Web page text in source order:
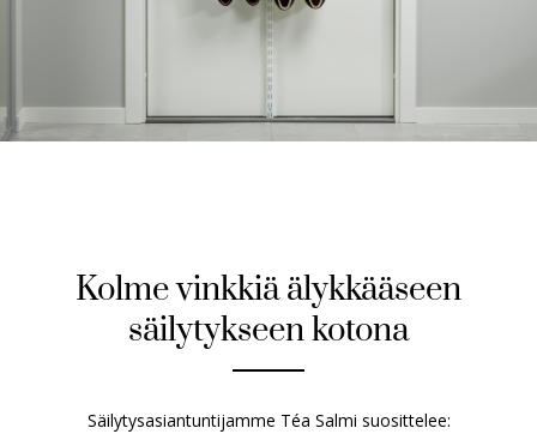
Kolme vinkkiä älykkääseen
säilytykseen kotona
Säilytysasiantuntijamme Téa Salmi suosittelee: